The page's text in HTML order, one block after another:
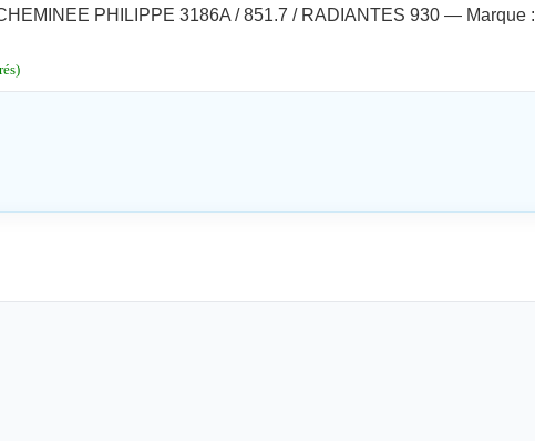
PHILIPPE 3186A / 851.7 / RADIANTES 930 — Marque :